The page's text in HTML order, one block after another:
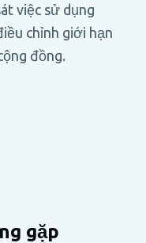
việc sử dụng
chỉnh giới hạn
đồng.
gặp